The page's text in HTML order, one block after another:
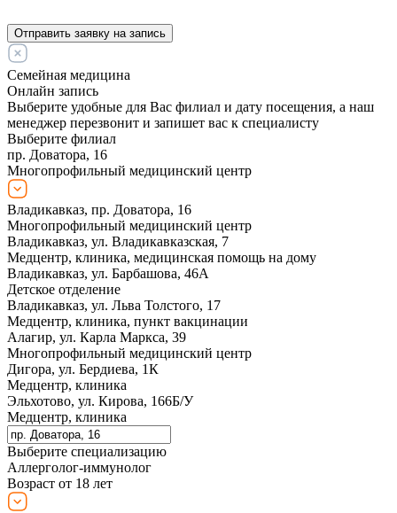
Отправить заявку на запись
Семейная медицина
Онлайн запись
Выберите удобные для Вас филиал и дату посещения, а наш
менеджер перезвонит и запишет вас к специалисту
Выберите филиал
пр. Доватора, 16
Многопрофильный медицинский центр
Владикавказ, пр. Доватора, 16
Многопрофильный медицинский центр
Владикавказ, ул. Владикавказская, 7
Медцентр, клиника, медицинская помощь на дому
Владикавказ, ул. Барбашова, 46А
Детское отделение
Владикавказ, ул. Льва Толстого, 17
Медцентр, клиника, пункт вакцинации
Алагир, ул. Карла Маркса, 39
Многопрофильный медицинский центр
Дигора, ул. Бердиева, 1К
Медцентр, клиника
Эльхотово, ул. Кирова, 166Б/У
Медцентр, клиника
Выберите специализацию
Аллерголог-иммунолог
Возраст от 18 лет